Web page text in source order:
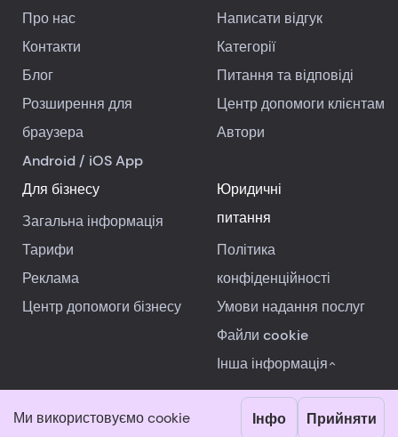
Ми використовуємо cookie Інфо Прийняти
Про нас
Контакти
Блог
Розширення для
браузера
Android/ iOSApp
Написати відгук
Категорії
Питання та відповіді
Центр допомоги клієнтам
Автори
Для бізнесу
Загальна інформація
Тарифи
Реклама
Центр допомоги бізнесу
Юридичні
питання
Політика
конфіденційності
Умови надання послуг
Файли cookie
Інша інформація
© 2026 RealReviews.io Всі права захищені.